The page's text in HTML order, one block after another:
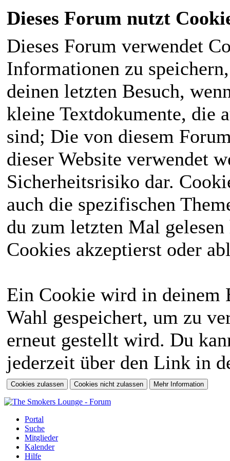
Dieses Forum nutzt
Dieses Forum verwendet
Informationen zu
deinen letzten Besuch,
kleine Textdokumente, die
sind; Die von diesem
dieser Website verwendet
Sicherheitsrisiko dar.
auch die spezifischen
du zum letzten Mal
Cookies akzeptierst oder
Ein Cookie wird in deinem
Wahl gespeichert, um zu
erneut gestellt wird. Du
jederzeit über den Link in
Portal
Suche
Mitglieder
Kalender
Hilfe